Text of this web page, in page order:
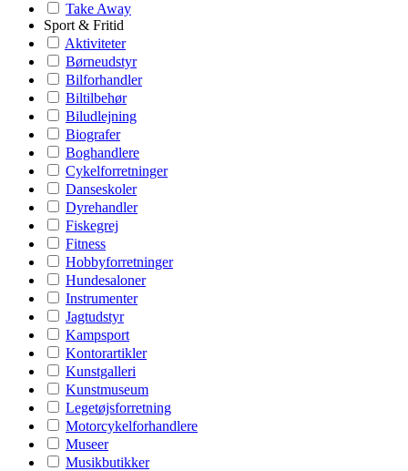
Take Away
Sport & Fritid
Aktiviteter
Børneudstyr
Bilforhandler
Biltilbehør
Biludlejning
Biografer
Boghandlere
Cykelforretninger
Danseskoler
Dyrehandler
Fiskegrej
Fitness
Hobbyforretninger
Hundesaloner
Instrumenter
Jagtudstyr
Kampsport
Kontorartikler
Kunstgalleri
Kunstmuseum
Legetøjsforretning
Motorcykelforhandlere
Museer
Musikbutikker